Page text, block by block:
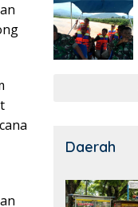
Daerah